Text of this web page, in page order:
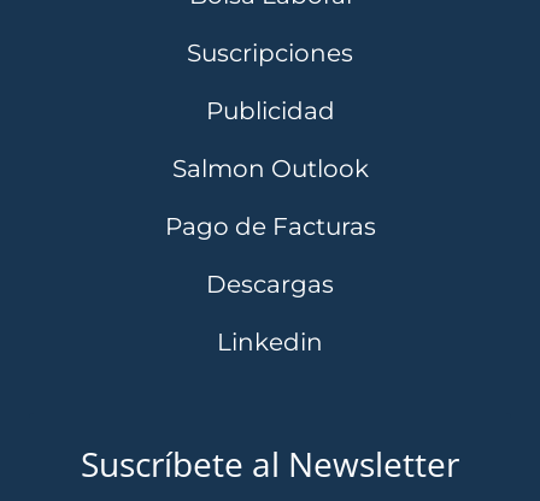
Suscripciones
Publicidad
Salmon Outlook
Pago de Facturas
Descargas
Linkedin
Suscríbete al Newsletter